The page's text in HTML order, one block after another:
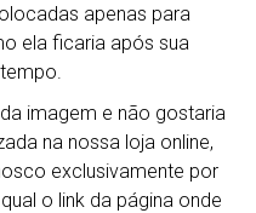
apenas para
ela ficaria após sua
imagem e não gostaria
na nossa loja online,
exclusivamente por
o link da página onde